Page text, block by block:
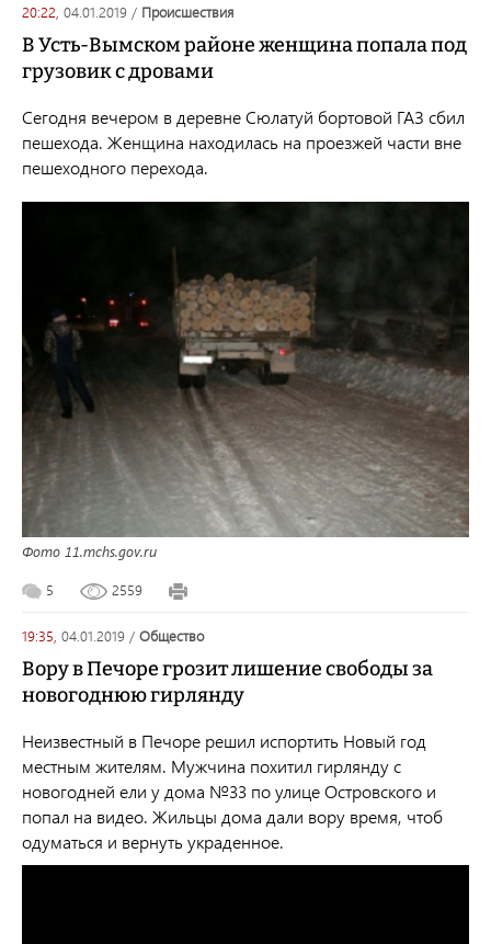
20:22, 04.01.2019 / происшествия
В Усть-Вымском районе женщина попала под
грузовик с дровами
Сегодня вечером в деревне Сюлатуй бортовой ГАЗ сбил
пешехода. Женщина находилась на проезжей части вне
пешеходного перехода.
Фото 11.mchs.gov.ru
5 2559
19:35, 04.01.2019 / общество
Вору в Печоре грозит лишение свободы за
новогоднюю гирлянду
Неизвестный в Печоре решил испортить Новый год
местным жителям. Мужчина похитил гирлянду с
новогодней ели у дома №33 по улице Островского и
попал на видео. Жильцы дома дали вору время, чтоб
одуматься и вернуть украденное.